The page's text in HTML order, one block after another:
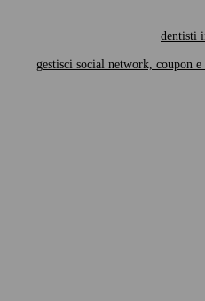
dentisti
gestisci social network, coupon